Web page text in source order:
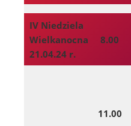
IV Niedziela
Wielkanocna
21.04.24 r.
8.00
11.00